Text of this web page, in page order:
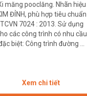
măng pooclăng. Nhãn hiệu
ĐỈNH, phù hợp tiêu chuẩn
TCVN 7024 : 2013. Sử dụng
các công trình có nhu cầu
biệt: Công trình đường ...
Xem chi tiết